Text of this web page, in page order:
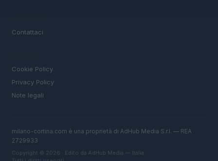
Contattaci
Cookie Policy
Privacy Policy
Note legali
milano-cortina.com è una proprietà di AdHub Media S.r.l. — REA
2729933
Copyright © 2026 · Edito da AdHub Media — Italia